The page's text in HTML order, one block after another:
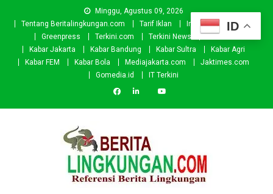
Minggu, Agustus 09, 2026
Tentang Beritalingkungan.com
Tarif Iklan Investor
Donasi
Greenpress
Terkini.com Terkini News
Kabar.id
Kabar Jakarta
Kabar Bandung Kabar Sultra
Kabar Agri
Kabar FEM
Kabar Bola Mediajakarta.com
Jaktimes.com
Gomedia.id
IT Terkini
ID